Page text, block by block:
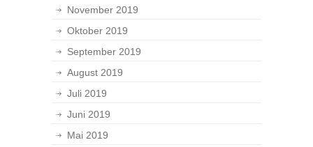
November 2019
Oktober 2019
September 2019
August 2019
Juli 2019
Juni 2019
Mai 2019